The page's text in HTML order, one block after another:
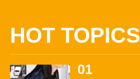
HOT TOPICS